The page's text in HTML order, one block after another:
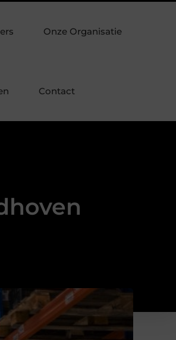
Onze Organisatie
Contact